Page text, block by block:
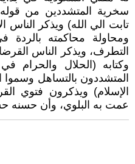
سخرية المتشددين من
التطرف، ويذكر الناس
وكتابه (الحلال والحرام
المتشددون بالتساهل وسموا
الإسلام) ويذكرون فتوي
عمت به البلوي، وأن حسنه